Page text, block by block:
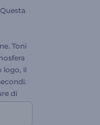
Toni
logo, il
di